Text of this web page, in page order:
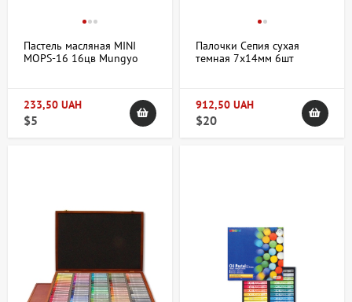
Пастель масляная MINI
MOPS-16 16цв Mungyo
233,50 UAH
$5
Палочки Сепия сухая
темная 7x14мм 6шт
912,50 UAH
$20